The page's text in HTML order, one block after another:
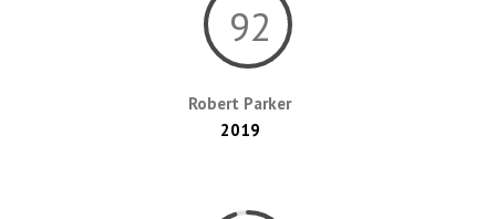
92
Robert Parker
2019